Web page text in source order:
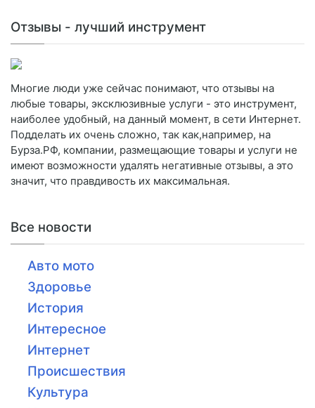
Отзывы - лучший инструмент
Многие люди уже сейчас понимают, что отзывы на
любые товары, эксклюзивные услуги - это инструмент,
наиболее удобный, на данный момент, в сети Интернет.
Подделать их очень сложно, так как,например, на
Бурза.РФ, компании, размещающие товары и услуги не
имеют возможности удалять негативные отзывы, а это
значит, что правдивость их максимальная.
Все новости
Авто мото
Здоровье
История
Интересное
Интернет
Происшествия
Культура